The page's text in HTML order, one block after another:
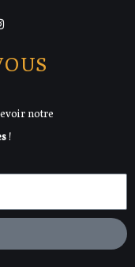
t
notre
!